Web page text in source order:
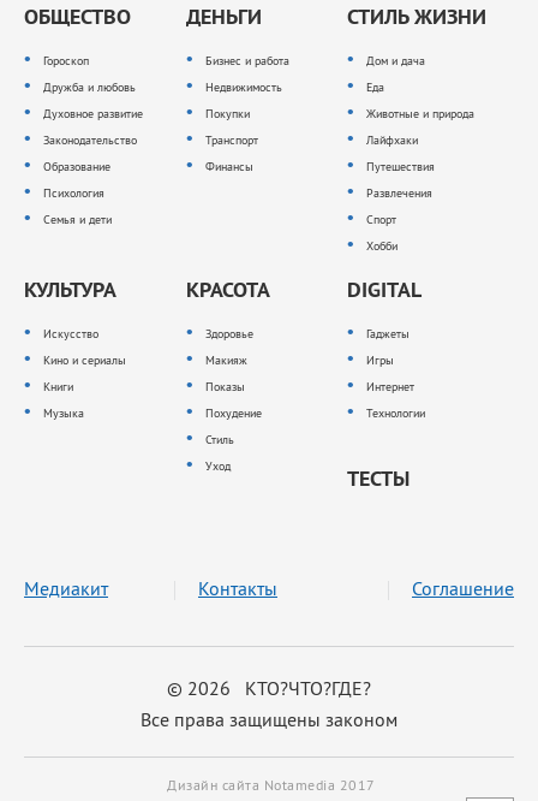
ОБЩЕСТВО
Гороскоп
Дружба и любовь
Духовное развитие
Законодательство
Образование
Психология
Семья и дети
ДЕНЬГИ
Бизнес и работа
Недвижимость
Покупки
Транспорт
Финансы
СТИЛЬ ЖИЗНИ
Дом и дача
Еда
Животные и природа
Лайфхаки
Путешествия
Развлечения
Спорт
Хобби
КУЛЬТУРА
Искусство
Кино и сериалы
Книги
Музыка
КРАСОТА
Здоровье
Макияж
Показы
Похудение
Стиль
Уход
DIGITAL
Гаджеты
Игры
Интернет
Технологии
ТЕСТЫ
© 2026 КТО?ЧТО?ГДЕ?
Все права защищены законом
Медиакит Контакты Соглашение
Дизайн сайта Notamedia 2017